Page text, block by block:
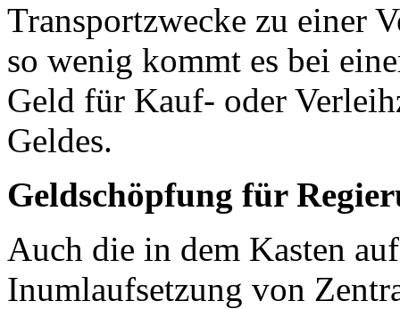
Transportzwecke zu einer
so wenig kommt es bei
Geld für Kauf- oder
Geldes.
Geldschöpfung für
Auch die in dem Kasten
Inumlaufsetzung von